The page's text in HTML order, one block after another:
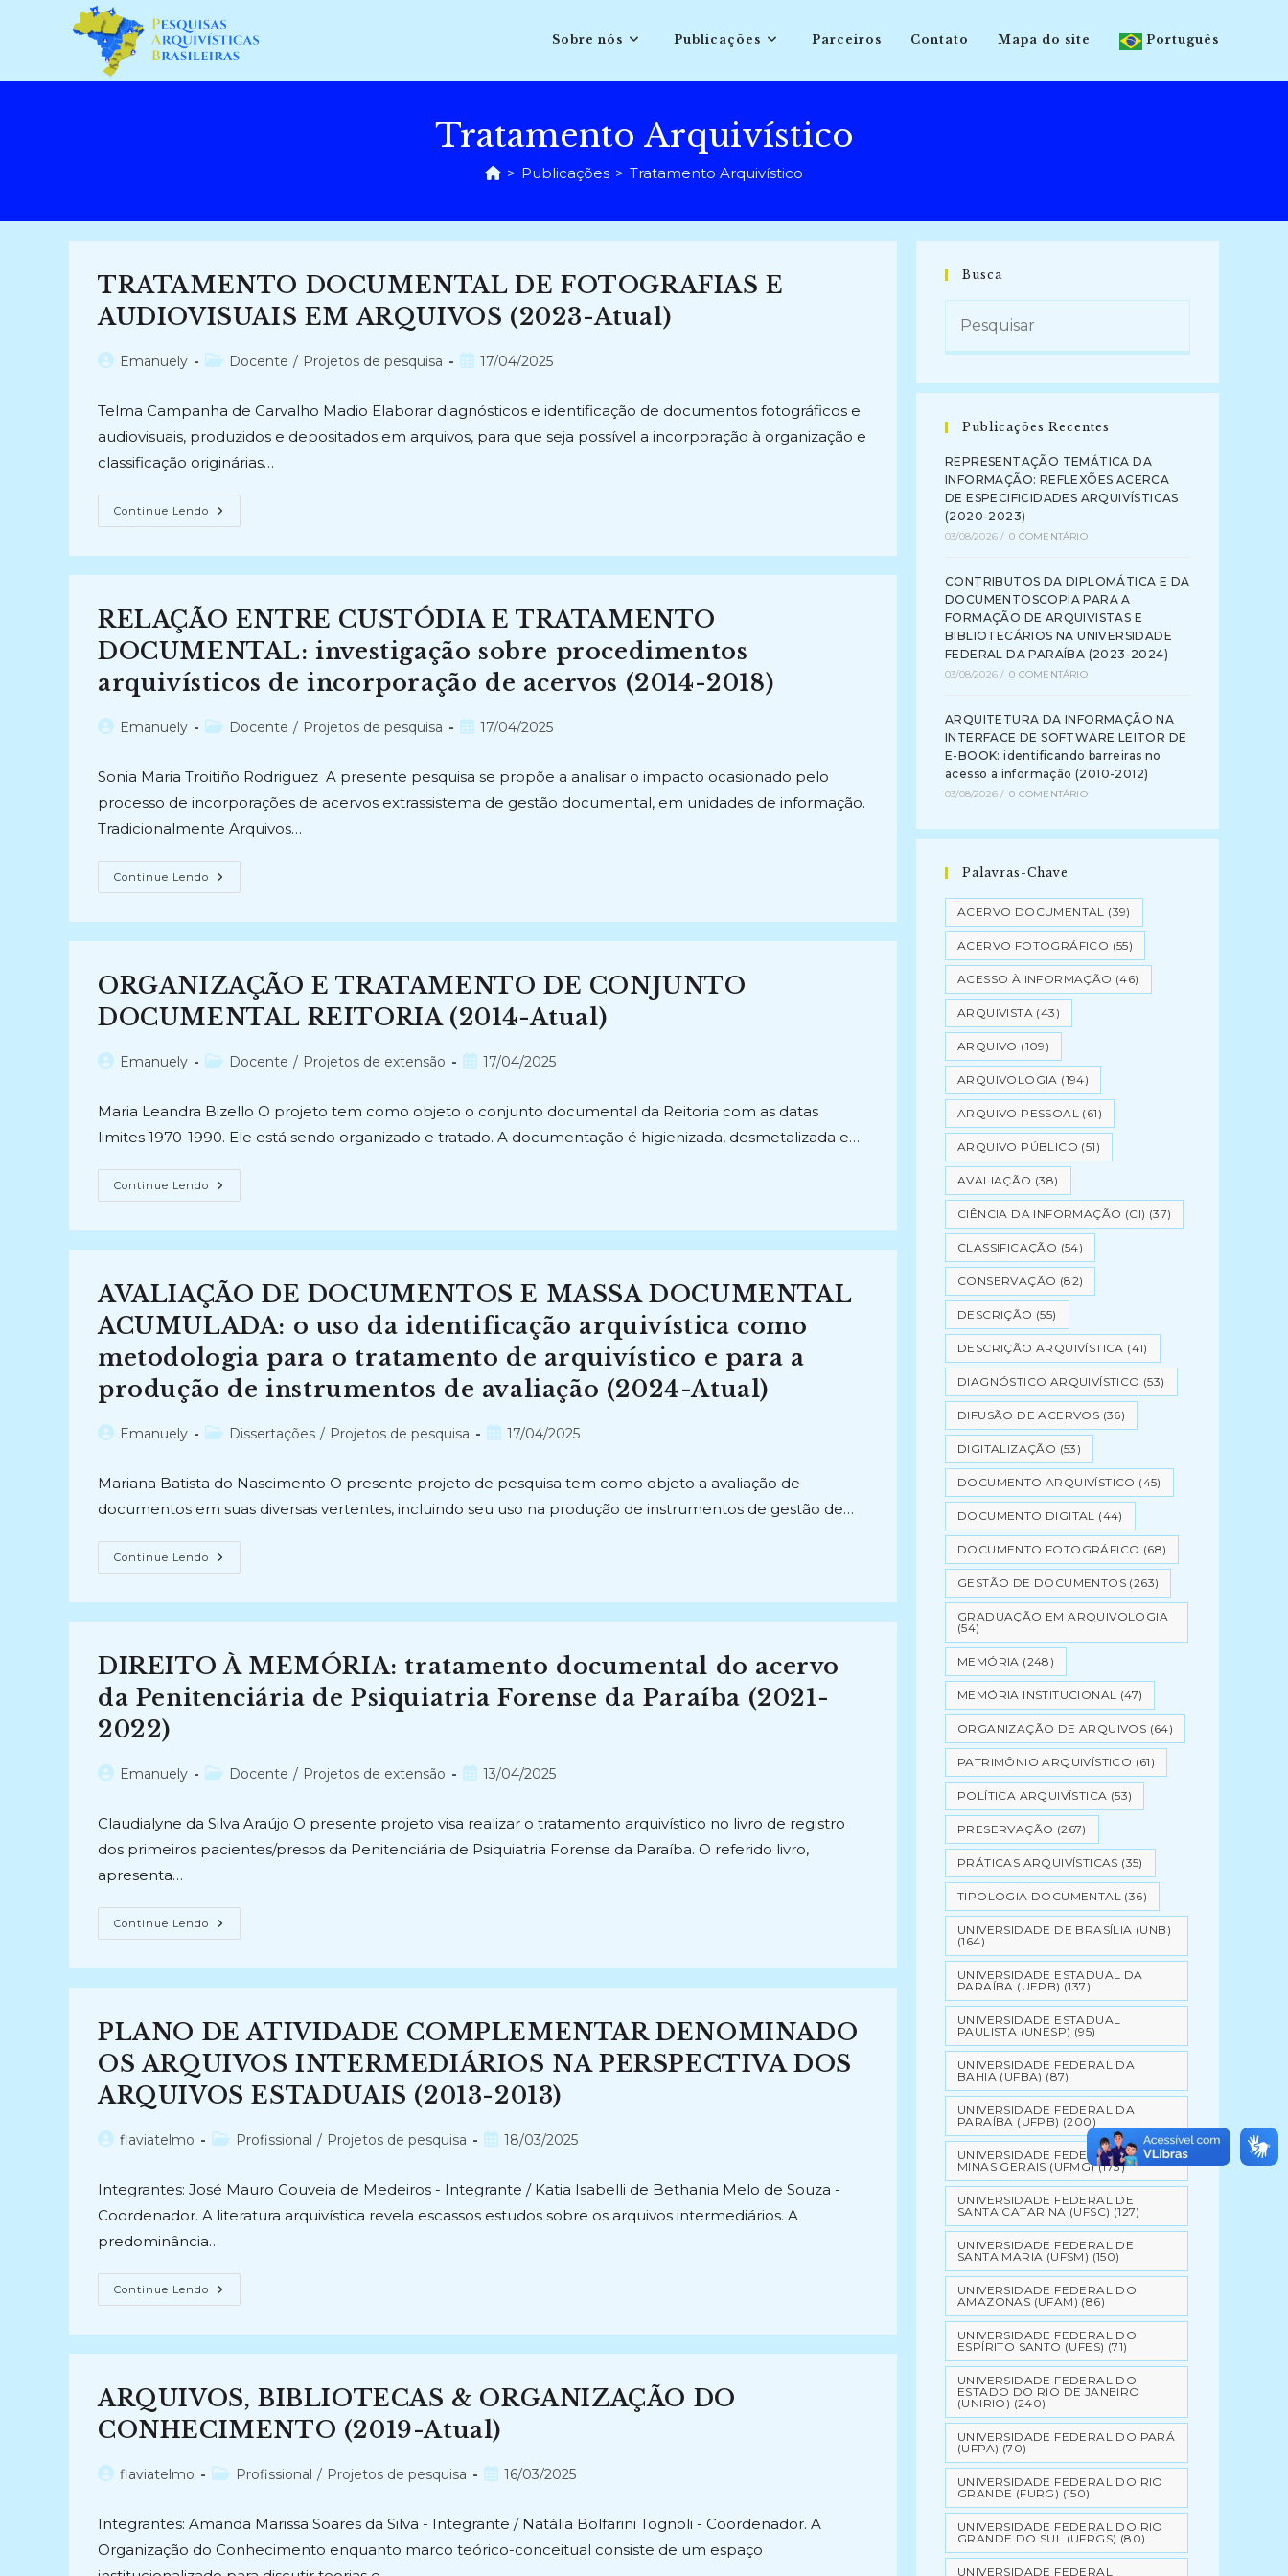
conteúdo
Sobre nós Publicações Parceiros Contato Mapa do site Português
Tratamento Arquivístico
> Publicações > Tratamento Arquivístico
TRATAMENTO DOCUMENTAL DE FOTOGRAFIAS E
AUDIOVISUAIS EM ARQUIVOS (2023-Atual)
AutorEmanuely
Categoria
Docente / Projetos de pesquisa
Post17/04/2025
Telma Campanha de Carvalho Madio Elaborar diagnósticos e identificação de documentos fotográficos e
audiovisuais, produzidos e depositados em arquivos, para que seja possível a incorporação à organização e
classificação originárias…
Continue Lendo TRATAMENTO
DOCUMENTAL
AUDIOVISUAIS
(2023-
Atual)
RELAÇÃO ENTRE CUSTÓDIA E TRATAMENTO
DOCUMENTAL: investigação sobre procedimentos
arquivísticos de incorporação de acervos (2014-2018)
AutorEmanuely
Categoria
Docente / Projetos de pesquisa
Post17/04/2025
Sonia Maria Troitiño Rodriguez A presente pesquisa se propõe a analisar o impacto ocasionado pelo
processo de incorporações de acervos extrassistema de gestão documental, em unidades de informação.
Tradicionalmente Arquivos…
Continue Lendo RELAÇÃO
ENTRE
DOCUMENTAL:
Procedimentos
Arquivísticos
De
Incorporação
Acervos
(2014-
ORGANIZAÇÃO E TRATAMENTO DE CONJUNTO
DOCUMENTAL REITORIA (2014-Atual)
AutorEmanuely
Categoria
Docente / Projetos de extensão
Post17/04/2025
Maria Leandra Bizello O projeto tem como objeto o conjunto documental da Reitoria com as datas
limites 1970-1990. Ele está sendo organizado e tratado. A documentação é higienizada, desmetalizada e…
Continue Lendo ORGANIZAÇÃO
E
DOCUMENTAL
(2014-
Atual)
AVALIAÇÃO DE DOCUMENTOS E MASSA DOCUMENTAL
ACUMULADA: o uso da identificação arquivística como
metodologia para o tratamento de arquivístico e para a
produção de instrumentos de avaliação (2024-Atual)
AutorEmanuely
Categoria
Dissertações / Projetos de pesquisa
Post17/04/2025
Mariana Batista do Nascimento O presente projeto de pesquisa tem como objeto a avaliação de
documentos em suas diversas vertentes, incluindo seu uso na produção de instrumentos de gestão de…
Continue Lendo AVALIAÇÃO
DE
DOCUMENTAL
Uso
Da
Identificação
Arquivística
Tratamento
De
Para
Produção
Avaliação
(2024-
Atual)
DIREITO À MEMÓRIA: tratamento documental do acervo
da Penitenciária de Psiquiatria Forense da Paraíba (2021-
2022)
AutorEmanuely
Categoria
Docente / Projetos de extensão
Post13/04/2025
Claudialyne da Silva Araújo O presente projeto visa realizar o tratamento arquivístico no livro de registro
dos primeiros pacientes/presos da Penitenciária de Psiquiatria Forense da Paraíba. O referido livro,
apresenta…
Continue Lendo DIREITO
À
Do
Penitenciária
De
Psiquiatria
Forense
Da
Paraíba
PLANO DE ATIVIDADE COMPLEMENTAR DENOMINADO
OS ARQUIVOS INTERMEDIÁRIOS NA PERSPECTIVA DOS
ARQUIVOS ESTADUAIS (2013-2013)
Autorflaviatelmo
Categoria
Profissional / Projetos de pesquisa
Post18/03/2025
Integrantes: José Mauro Gouveia de Medeiros - Integrante / Katia Isabelli de Bethania Melo de Souza -
Coordenador. A literatura arquivística revela escassos estudos sobre os arquivos intermediários. A
predominância…
Continue Lendo PLANO
DE
OS
NA
PERSPECTIVA
DOS
ARQUIVOS
(2013-
2013)
ARQUIVOS, BIBLIOTECAS & ORGANIZAÇÃO DO
CONHECIMENTO (2019-Atual)
Autorflaviatelmo
Categoria
Profissional / Projetos de pesquisa
Post16/03/2025
Integrantes: Amanda Marissa Soares da Silva - Integrante / Natália Bolfarini Tognoli - Coordenador. A
Organização do Conhecimento enquanto marco teórico-conceitual consiste de um espaço
Busca
Publicações Recentes
REPRESENTAÇÃO TEMÁTICA DA
INFORMAÇÃO: REFLEXÕES ACERCA
DE ESPECIFICIDADES ARQUIVÍSTICAS
(2020-2023)
03/08/2026 / 0 COMENTÁRIO
CONTRIBUTOS DA DIPLOMÁTICA E DA
DOCUMENTOSCOPIA PARA A
FORMAÇÃO DE ARQUIVISTAS E
BIBLIOTECÁRIOS NA UNIVERSIDADE
FEDERAL DA PARAÍBA (2023-2024)
03/08/2026 / 0 COMENTÁRIO
ARQUITETURA DA INFORMAÇÃO NA
INTERFACE DE SOFTWARE LEITOR DE
E-BOOK: identificando barreiras no
acesso a informação (2010-2012)
03/08/2026 / 0 COMENTÁRIO
Palavras-Chave
ACERVO DOCUMENTAL (39)
ACERVO FOTOGRÁFICO (55)
ACESSO À INFORMAÇÃO (46)
ARQUIVISTA (43)
ARQUIVO (109)
ARQUIVOLOGIA (194)
ARQUIVO PESSOAL (61)
ARQUIVO PÚBLICO (51)
AVALIAÇÃO (38)
CIÊNCIA DA INFORMAÇÃO (CI) (37)
CLASSIFICAÇÃO (54)
CONSERVAÇÃO (82)
DESCRIÇÃO (55)
DESCRIÇÃO ARQUIVÍSTICA (41)
DIAGNÓSTICO ARQUIVÍSTICO (53)
DIFUSÃO DE ACERVOS (36)
DIGITALIZAÇÃO (53)
DOCUMENTO ARQUIVÍSTICO (45)
DOCUMENTO DIGITAL (44)
DOCUMENTO FOTOGRÁFICO (68)
GESTÃO DE DOCUMENTOS (263)
GRADUAÇÃO EM ARQUIVOLOGIA
(54)
MEMÓRIA (248)
MEMÓRIA INSTITUCIONAL (47)
ORGANIZAÇÃO DE ARQUIVOS (64)
PATRIMÔNIO ARQUIVÍSTICO (61)
POLÍTICA ARQUIVÍSTICA (53)
PRESERVAÇÃO (267)
PRÁTICAS ARQUIVÍSTICAS (35)
TIPOLOGIA DOCUMENTAL (36)
UNIVERSIDADE DE BRASÍLIA (UNB)
(164)
UNIVERSIDADE ESTADUAL DA
PARAÍBA (UEPB) (137)
UNIVERSIDADE ESTADUAL
PAULISTA (UNESP) (95)
UNIVERSIDADE FEDERAL DA
BAHIA (UFBA) (87)
UNIVERSIDADE FEDERAL DA
PARAÍBA (UFPB) (200)
UNIVERSIDADE FEDERAL DE
MINAS GERAIS (UFMG)(173)
UNIVERSIDADE FEDERAL DE
SANTA CATARINA (UFSC) (127)
UNIVERSIDADE FEDERAL DE
SANTA MARIA (UFSM) (150)
UNIVERSIDADE FEDERAL DO
AMAZONAS (UFAM) (86)
UNIVERSIDADE FEDERAL DO
ESPÍRITO SANTO (UFES) (71)
UNIVERSIDADE FEDERAL DO
ESTADO DO RIO DE JANEIRO
(UNIRIO) (240)
UNIVERSIDADE FEDERAL DO PARÁ
(UFPA) (70)
UNIVERSIDADE FEDERAL DO RIO
GRANDE (FURG) (150)
UNIVERSIDADE FEDERAL DO RIO
GRANDE DO SUL (UFRGS) (80)
UNIVERSIDADE FEDERAL